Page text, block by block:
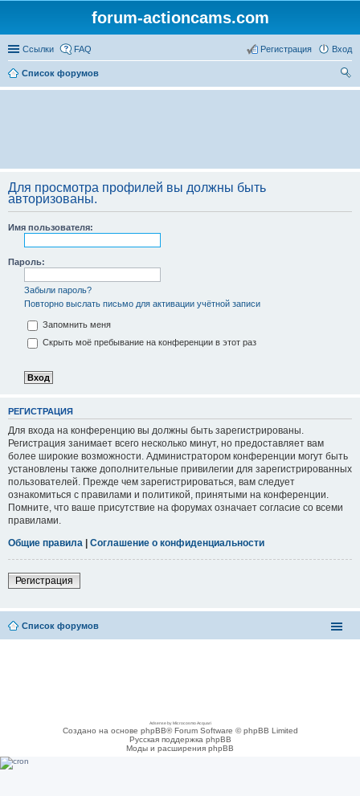
forum-actioncams.com
Ссылки FAQ Вход
Регистрация
Список форумов
ои
Для просмотра профилей вы должны быть
авторизованы.
Имя пользователя:
Пароль:
Забыли пароль?
Повторно выслать письмо для активации учётной записи
Запомнить меня
Скрыть моё пребывание на конференции в этот раз
РЕГИСТРАЦИЯ
Для входа на конференцию вы должны быть зарегистрированы.
Регистрация занимает всего несколько минут, но предоставляет вам
более широкие возможности. Администратором конференции могут быть
установлены также дополнительные привилегии для зарегистрированных
пользователей. Прежде чем зарегистрироваться, вам следует
ознакомиться с правилами и политикой, принятыми на конференции.
Помните, что ваше присутствие на форумах означает согласие со всеми
правилами.
Общие правила | Соглашение о конфиденциальности
Регистрация
Список форумов
Adsense by Microcosmo Acquari
Создано на основе phpBB® Forum Software © phpBB Limited
Русская поддержка phpBB
Моды и расширения phpBB